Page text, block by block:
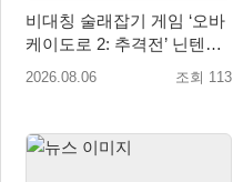
비대칭 술래잡기 게임 ‘오바
케이도로 2: 추격전’ 닌텐도
eShop 출시
2026.08.06 조회 113